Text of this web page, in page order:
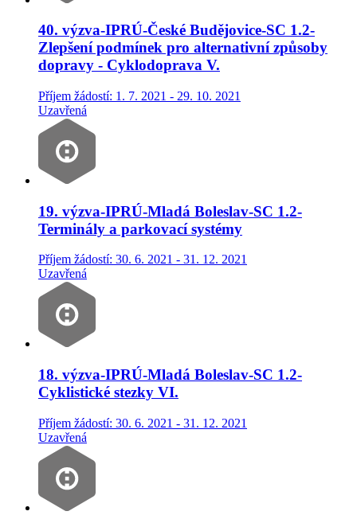
40. výzva-IPRÚ-České Budějovice-SC 1.2-
Zlepšení podmínek pro alternativní způsoby
dopravy - Cyklodoprava V.
Příjem žádostí: 1. 7. 2021 - 29. 10. 2021
Uzavřená
19. výzva-IPRÚ-Mladá Boleslav-SC 1.2-
Terminály a parkovací systémy
Příjem žádostí: 30. 6. 2021 - 31. 12. 2021
Uzavřená
18. výzva-IPRÚ-Mladá Boleslav-SC 1.2-
Cyklistické stezky VI.
Příjem žádostí: 30. 6. 2021 - 31. 12. 2021
Uzavřená